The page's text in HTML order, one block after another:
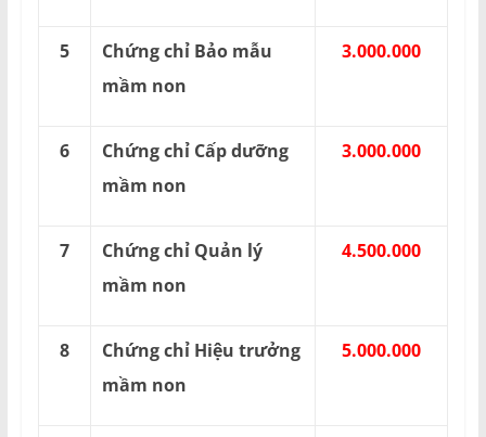
5
Chứng chỉ Bảo mẫu
mầm non
3.000.000
6
Chứng chỉ Cấp dưỡng
mầm non
3.000.000
7
Chứng chỉ Quản lý
mầm non
4.500.000
8
Chứng chỉ Hiệu trưởng
mầm non
5.000.000